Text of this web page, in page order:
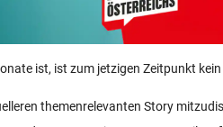
ist, ist zum jetzigen Zeitpunkt
themenrelevanten Story